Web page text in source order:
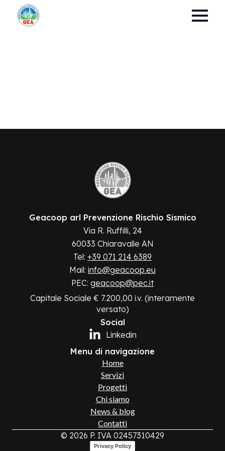
Geacoop arl Prevenzione Rischio Sismico
Via R. Ruffilli, 24
60033 Chiaravalle AN
Tel: +39 071 214 6389
Mail: info@geacoop.eu
PEC: geacoop@pec.it
Capitale Sociale € 7.200,00 i.v. (interamente
versato)
Social
Linkedin
Menu di navigazione
Home
Servizi
Progetti
Chi siamo
News & blog
Contatti
© 2026 P. IVA 02457310429
Privacy Policy